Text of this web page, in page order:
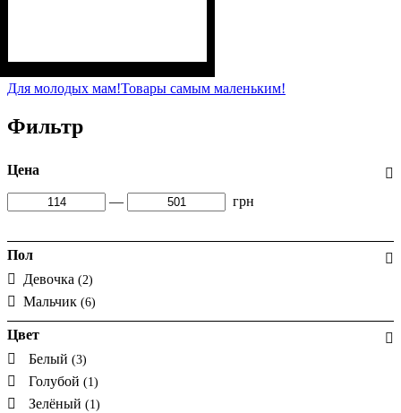
Для молодых мам!Товары самым маленьким!
Фильтр
Цена
— грн
Пол
Девочка (2)
Мальчик (6)
Цвет
Белый (3)
Голубой (1)
Зелёный (1)